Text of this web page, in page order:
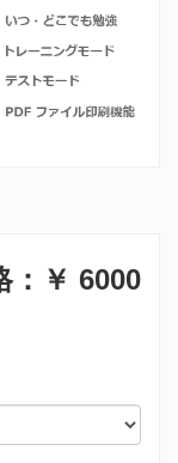
：￥ 6000